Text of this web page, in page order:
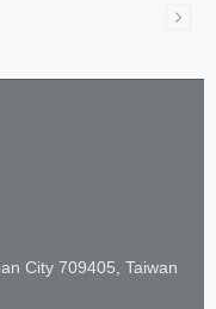
City 709405, Taiwan